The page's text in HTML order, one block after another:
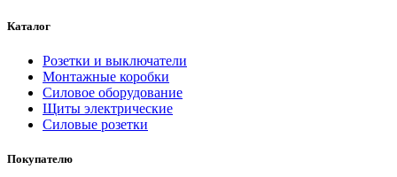
Каталог
Розетки и выключатели
Монтажные коробки
Силовое оборудование
Щиты электрические
Силовые розетки
Покупателю